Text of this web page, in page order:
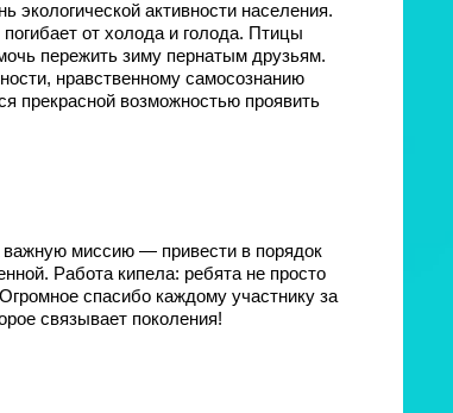
экологической активности населения.
от холода и голода. Птицы
пережить зиму пернатым друзьям.
нравственному самосознанию
прекрасной возможностью проявить
миссию — привести в порядок
Работа кипела: ребята не просто
спасибо каждому участнику за
связывает поколения!